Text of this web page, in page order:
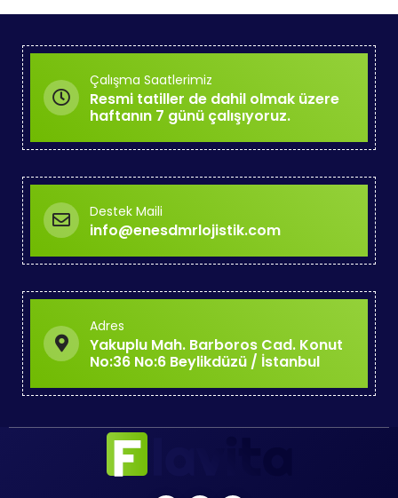
Çalışma Saatlerimiz
Resmi tatiller de dahil olmak üzere
haftanın 7 günü çalışıyoruz.
Destek Maili
info@enesdmrlojistik.com
Adres
Yakuplu Mah. Barboros Cad. Konut
No:36 No:6 Beylikdüzü / İstanbul